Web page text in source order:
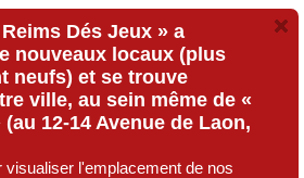
Dés Jeux » a
nouveaux locaux (plus
neufs) et se trouve
ville, au sein même de «
12-14 Avenue de Laon,
visualiser l'emplacement de nos